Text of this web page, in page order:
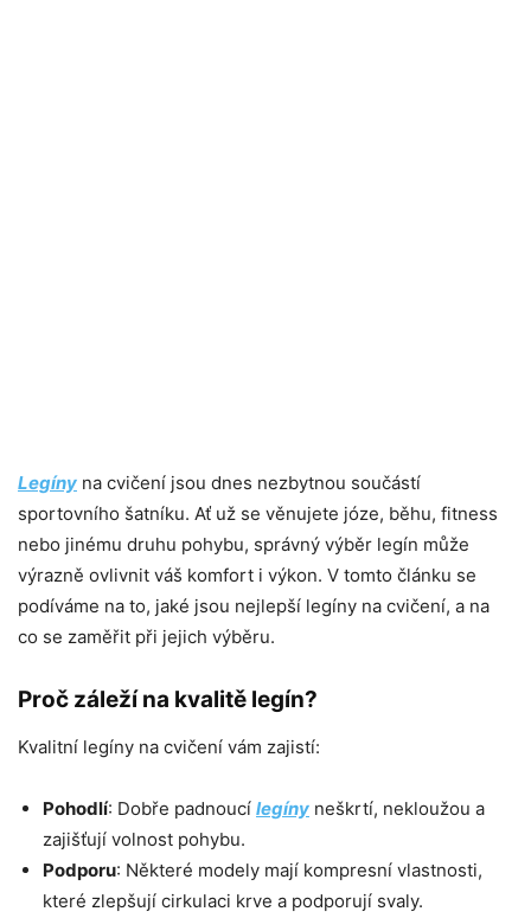
Legíny na cvičení jsou dnes nezbytnou součástí
sportovního šatníku. Ať už se věnujete józe, běhu, fitness
nebo jinému druhu pohybu, správný výběr legín může
výrazně ovlivnit váš komfort i výkon. V tomto článku se
podíváme na to, jaké jsou nejlepší legíny na cvičení, a na
co se zaměřit při jejich výběru.
Proč záleží na kvalitě legín?
Kvalitní legíny na cvičení vám zajistí:
Pohodlí: Dobře padnoucí legíny neškrtí, nekloužou a
zajišťují volnost pohybu.
Podporu: Některé modely mají kompresní vlastnosti,
které zlepšují cirkulaci krve a podporují svaly.